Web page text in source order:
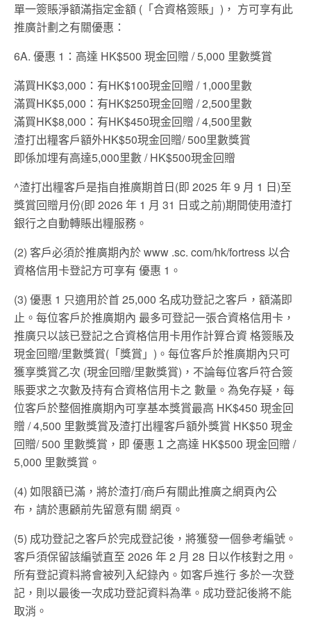
單一簽賬淨額滿指定金額 (「合資格簽賬」)， 方可享有此
推廣計劃之有關優惠：
6A. 優惠 1：高達 HK$500 現金回贈 / 5,000 里數獎賞
滿買HK$3,000：有HK$100現金回贈 / 1,000里數
滿買HK$5,000：有HK$250現金回贈 / 2,500里數
滿買HK$8,000：有HK$450現金回贈 / 4,500里數
渣打出糧客戶額外HK$50現金回贈/ 500里數獎賞
即係加埋有高達5,000里數 / HK$500現金回贈
^渣打出糧客戶是指自推廣期首日(即 2025 年 9 月 1 日)至
獎賞回贈月份(即 2026 年 1 月 31 日或之前)期間使用渣打
銀行之自動轉賬出糧服務。
(2) 客戶必須於推廣期內於 www .sc. com/hk/fortress 以合
資格信用卡登記方可享有 優惠 1。
(3) 優惠 1 只適用於首 25,000 名成功登記之客戶，額滿即
止。每位客戶於推廣期內 最多可登記一張合資格信用卡，
推廣只以該已登記之合資格信用卡用作計算合資 格簽賬及
現金回贈/里數獎賞(「獎賞」)。每位客戶於推廣期內只可
獲享獎賞乙次 (現金回贈/里數獎賞)，不論每位客戶符合簽
賬要求之次數及持有合資格信用卡之 數量。為免存疑，每
位客戶於整個推廣期內可享基本獎賞最高 HK$450 現金回
贈 / 4,500 里數獎賞及渣打出糧客戶額外獎賞 HK$50 現金
回贈/ 500 里數獎賞，即 優惠１之高達 HK$500 現金回贈 /
5,000 里數獎賞。
(4) 如限額已滿，將於渣打/商戶有關此推廣之網頁內公
布，請於惠顧前先留意有關 網頁。
(5) 成功登記之客戶於完成登記後，將獲發一個參考編號。
客戶須保留該編號直至 2026 年 2 月 28 日以作核對之用。
所有登記資料將會被列入紀錄內。如客戶進行 多於一次登
記，則以最後一次成功登記資料為準。成功登記後將不能
取消。